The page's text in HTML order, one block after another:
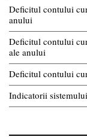
Deficitul contului
anului
Deficitul contului
ale anului
Deficitul contului
Indicatorii